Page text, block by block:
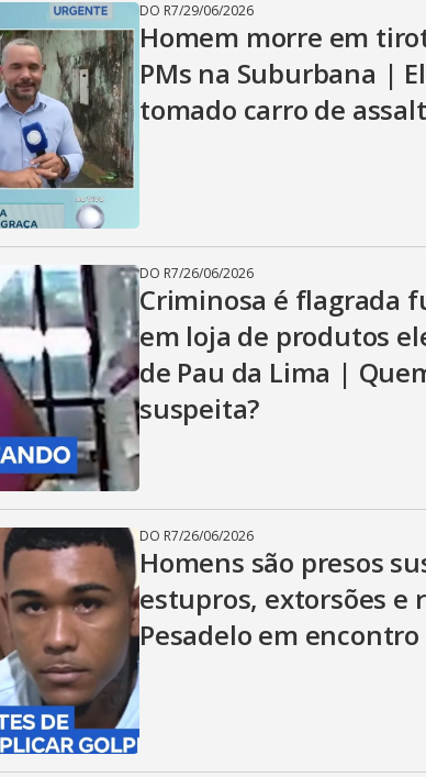
DO R7/29/06/2026
Homem morre em
PMs na Suburbana |
tomado carro de
DO R7/26/06/2026
Criminosa é flagrada
em loja de produtos
de Pau da Lima |
suspeita?
DO R7/26/06/2026
Homens são presos
estupros, extorsões e
Pesadelo em